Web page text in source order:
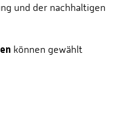
und der nachhaltigen
können gewählt